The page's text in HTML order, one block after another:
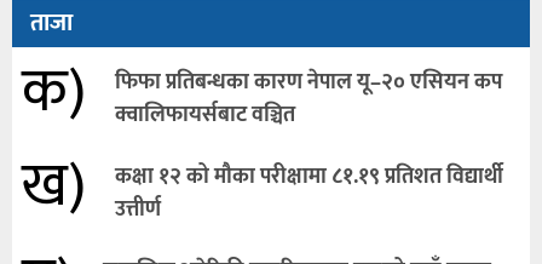
ताजा
क)
फिफा प्रतिबन्धका कारण नेपाल यू–२० एसियन कप
क्वालिफायर्सबाट वञ्चित
ख)
कक्षा १२ को मौका परीक्षामा ८१.१९ प्रतिशत विद्यार्थी
उत्तीर्ण